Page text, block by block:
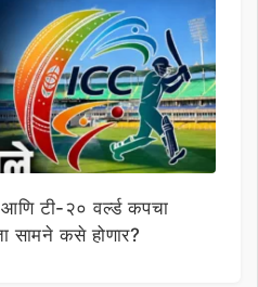
टी-२० वर्ल्ड कपचा
सामने कसे होणार?